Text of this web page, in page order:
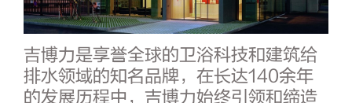
吉博力是享誉全球的卫浴科技和建筑给
排水领域的知名品牌，在长达140余年
的发展历程中，吉博力始终引领和缔造